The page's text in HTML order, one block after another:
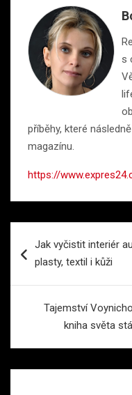
s
příběhy, které
magazínu.
https://
proJak vyčistit interiér
plasty, textil i kůži
Tajemství
kniha světa